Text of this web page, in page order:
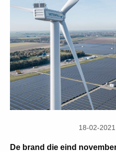
18-02-
De brand die eind